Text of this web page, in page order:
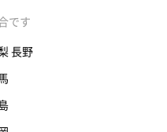
です
長野